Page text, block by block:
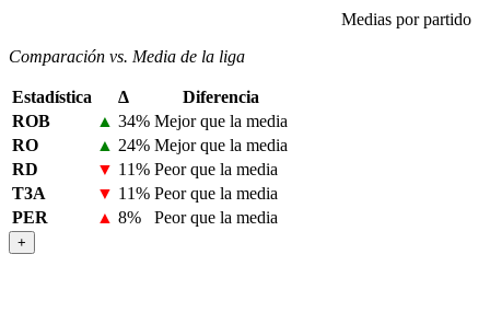
Medias por partido
Comparación vs. Media de la liga
Estadística Δ
Diferencia
ROB
▲ 34% Mejor que la media
RO
▲ 24% Mejor que la media
RD
▼ 11% Peor que la media
T3A
▼ 11% Peor que la media
PER
▲ 8% Peor que la media
+